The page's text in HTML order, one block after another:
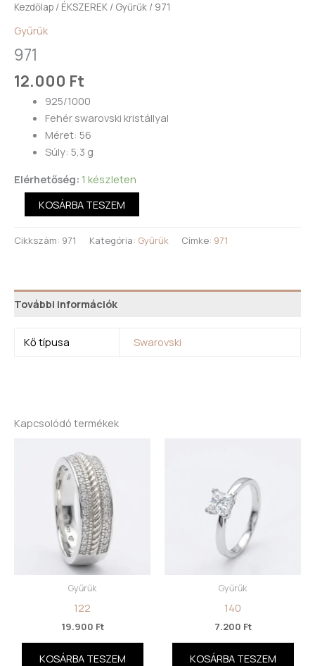
Kezdőlap / ÉKSZEREK / Gyűrűk / 971
Gyűrűk
971
12.000 Ft
925/1000
Fehér swarovski kristállyal
Méret: 56
Súly: 5,3 g
Elérhetőség: 1 készleten
KOSÁRBA TESZEM
Cikkszám: 971 Kategória: Gyűrűk Címke: 971
További információk
Kő típusa Swarovski
Kapcsolódó termékek
Gyűrűk
122
19.900 Ft
KOSÁRBA TESZEM
Gyűrűk
140
7.200 Ft
KOSÁRBA TESZEM